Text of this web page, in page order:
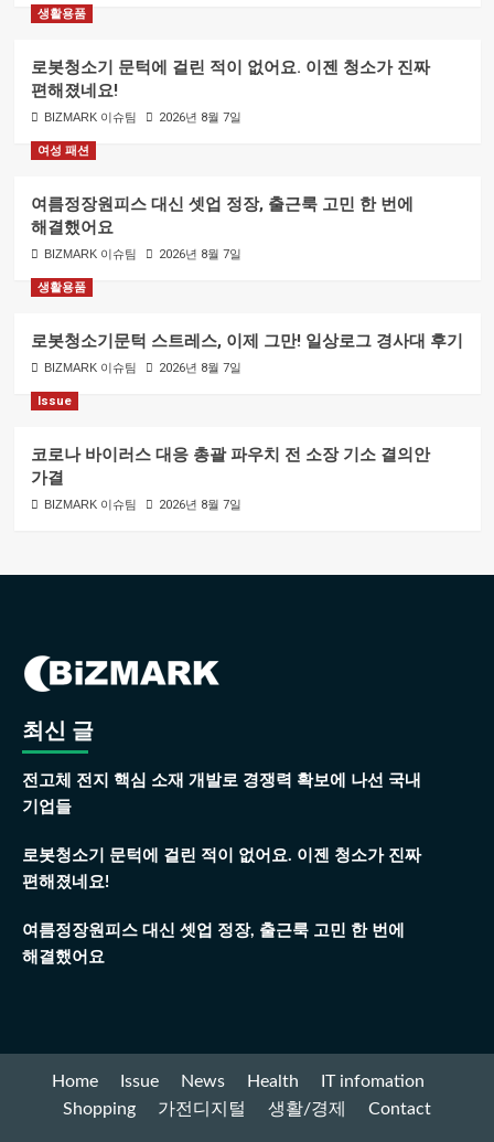
생활용품
로봇청소기 문턱에 걸린 적이 없어요. 이젠 청소가 진짜
편해졌네요!
BIZMARK 이슈팀 2026년 8월 7일
여성 패션
여름정장원피스 대신 셋업 정장, 출근룩 고민 한 번에
해결했어요
BIZMARK 이슈팀 2026년 8월 7일
생활용품
로봇청소기문턱 스트레스, 이제 그만! 일상로그 경사대 후기
BIZMARK 이슈팀 2026년 8월 7일
Issue
코로나 바이러스 대응 총괄 파우치 전 소장 기소 결의안
가결
BIZMARK 이슈팀 2026년 8월 7일
최신 글
전고체 전지 핵심 소재 개발로 경쟁력 확보에 나선 국내
기업들
로봇청소기 문턱에 걸린 적이 없어요. 이젠 청소가 진짜
편해졌네요!
여름정장원피스 대신 셋업 정장, 출근룩 고민 한 번에
해결했어요
Home Issue News Health
IT infomation
Shopping
가전디지털 생활/경제 Contact